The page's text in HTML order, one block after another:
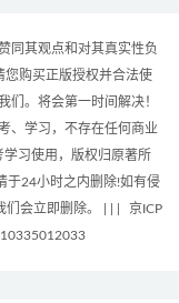
同其观点和对其真实性负
购买正版授权并合法使
。将会第一时间解决！
、学习，不存在任何商业
习使用，版权归原著所
于24小时之内删除!如有侵
会立即删除。 | |
京ICP